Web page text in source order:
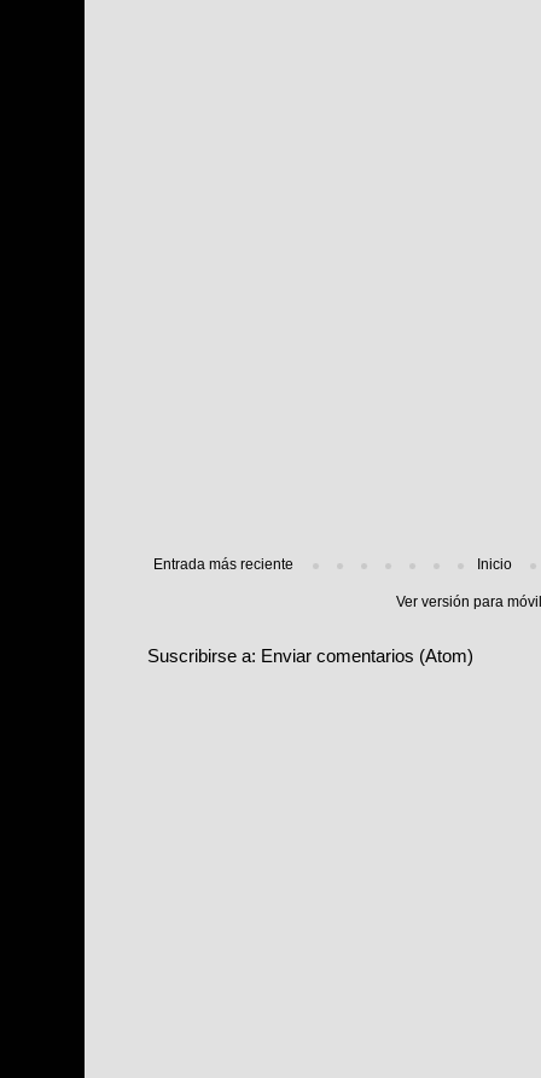
Entrada más reciente Inicio
Ver versión para
Suscribirse a: Enviar comentarios (Atom)